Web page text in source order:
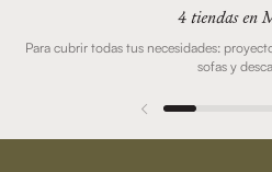
4 tiendas en
Para cubrir todas tus necesidades:
sofas y